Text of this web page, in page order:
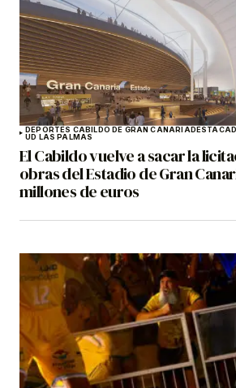
DEPORTES CABILDO DE GRAN CANARIA
UD LAS PALMAS
El Cabildo vuelve a sacar la
obras del Estadio de Gran
millones de euros